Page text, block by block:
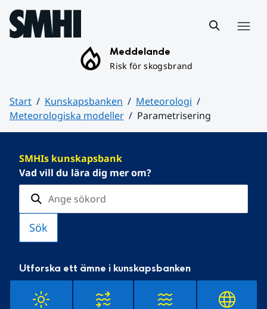
Hoppa till sidans innehåll
Meddelande
Risk för skogsbrand
Start Kunskapsbanken
Meteorologi
Meteorologiska modeller
Parametrisering
SMHIs kunskapsbank
Vad vill du lära dig mer om?
Utforska ett ämne i kunskapsbanken